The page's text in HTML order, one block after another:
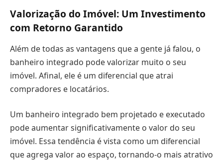
Valorização do Imóvel: Um Investimento
com Retorno Garantido
Além de todas as vantagens que a gente já falou, o
banheiro integrado pode valorizar muito o seu
imóvel. Afinal, ele é um diferencial que atrai
compradores e locatários.
Um banheiro integrado bem projetado e executado
pode aumentar significativamente o valor do seu
imóvel. Essa tendência é vista como um diferencial
que agrega valor ao espaço, tornando-o mais atrativo